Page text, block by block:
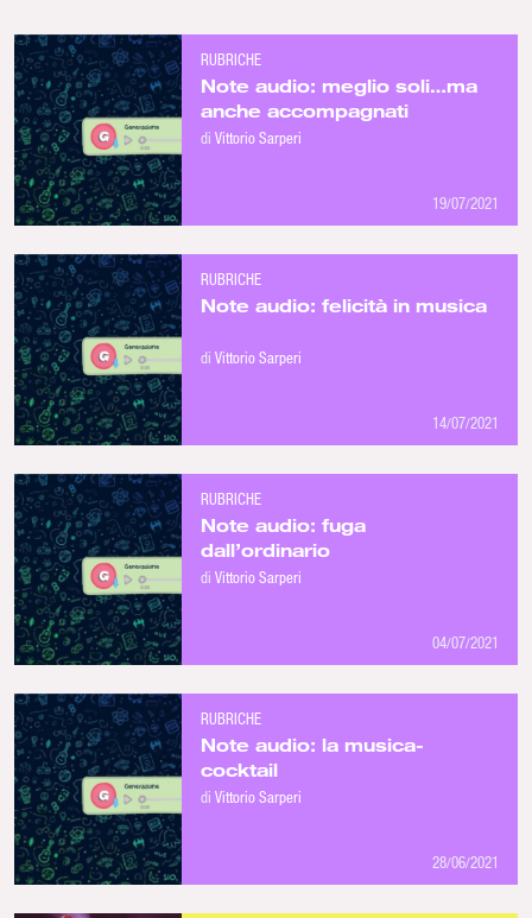
RUBRICHE
Note audio: meglio soli…ma
anche accompagnati
diVittorio Sarperi
19/07/2021
RUBRICHE
Note audio: felicità in musica
diVittorio Sarperi
14/07/2021
RUBRICHE
Note audio: fuga
dall’ordinario
diVittorio Sarperi
04/07/2021
RUBRICHE
Note audio: la musica-
cocktail
diVittorio Sarperi
28/06/2021